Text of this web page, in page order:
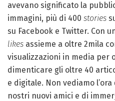
avevano significato la
immagini, più di 400 stories
su Facebook e Twitter. Con
likes assieme a oltre 2mila
visualizzazioni in media per
dimenticare gli oltre 40
e digitale. Non vediamo
nostri nuovi amici e di